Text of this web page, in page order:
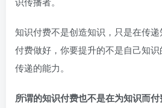
知识付费不是创造知识，只是在传
付费做好，你要提升的不是自己知
传递的能力。
所谓的知识付费也不是在为知识而